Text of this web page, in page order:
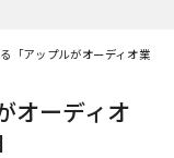
「アップルがオーディオ業界
オーディオ